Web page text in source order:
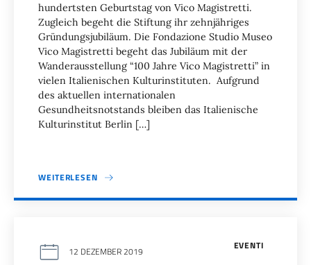
hundertsten Geburtstag von Vico Magistretti.
Zugleich begeht die Stiftung ihr zehnjähriges
Gründungsjubiläum. Die Fondazione Studio Museo
Vico Magistretti begeht das Jubiläum mit der
Wanderausstellung “100 Jahre Vico Magistretti” in
vielen Italienischen Kulturinstituten. Aufgrund
des aktuellen internationalen
Gesundheitsnotstands bleiben das Italienische
Kulturinstitut Berlin […]
WEITERLESEN
EVENTI
12 DEZEMBER 2019